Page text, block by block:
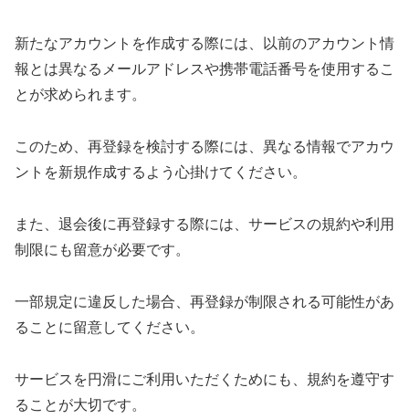
新たなアカウントを作成する際には、以前のアカウント情
報とは異なるメールアドレスや携帯電話番号を使用するこ
とが求められます。
このため、再登録を検討する際には、異なる情報でアカウ
ントを新規作成するよう心掛けてください。
また、退会後に再登録する際には、サービスの規約や利用
制限にも留意が必要です。
一部規定に違反した場合、再登録が制限される可能性があ
ることに留意してください。
サービスを円滑にご利用いただくためにも、規約を遵守す
ることが大切です。